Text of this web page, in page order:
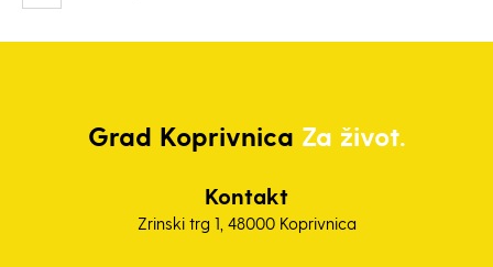
Grad Koprivnica Za život.
Kontakt
Zrinski trg 1, 48000 Koprivnica